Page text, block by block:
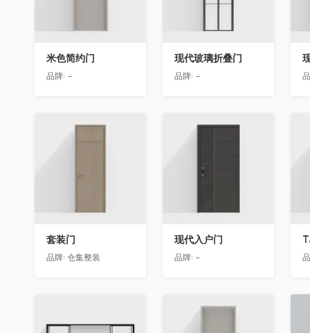
米色简约门
品牌: -
现代玻璃折叠门
品牌: -
收藏
套装门
品牌: 仓集整装
收藏
现代入户门
品牌: -
收藏